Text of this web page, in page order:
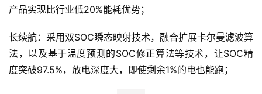
产品实现比行业低20%能耗优势；
长续航：采用双SOC瞬态映射技术，融合扩展卡尔曼滤波算
法，以及基于温度预测的SOC修正算法等技术，让SOC精
度突破97.5%，放电深度大，即使剩余1%的电也能跑；